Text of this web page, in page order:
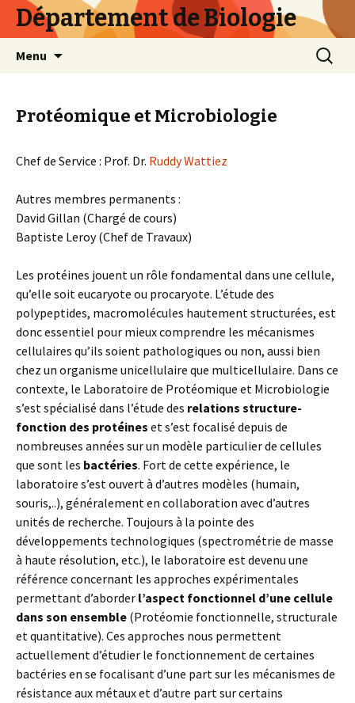
Département de Biologie
Menu
Protéomique et Microbiologie
Chef de Service : Prof. Dr. Ruddy Wattiez
Autres membres permanents :
David Gillan (Chargé de cours)
Baptiste Leroy (Chef de Travaux)
Les protéines jouent un rôle fondamental dans une cellule,
qu’elle soit eucaryote ou procaryote. L’étude des
polypeptides, macromolécules hautement structurées, est
donc essentiel pour mieux comprendre les mécanismes
cellulaires qu’ils soient pathologiques ou non, aussi bien
chez un organisme unicellulaire que multicellulaire. Dans ce
contexte, le Laboratoire de Protéomique et Microbiologie
s’est spécialisé dans l’étude des relations structure-
fonction des protéines et s’est focalisé depuis de
nombreuses années sur un modèle particulier de cellules
que sont les bactéries. Fort de cette expérience, le
laboratoire s’est ouvert à d’autres modèles (humain,
souris,..), généralement en collaboration avec d’autres
unités de recherche. Toujours à la pointe des
développements technologiques (spectrométrie de masse
à haute résolution, etc.), le laboratoire est devenu une
référence concernant les approches expérimentales
permettant d’aborder l’aspect fonctionnel d’une cellule
dans son ensemble (Protéomie fonctionnelle, structurale
et quantitative). Ces approches nous permettent
actuellement d’étudier le fonctionnement de certaines
bactéries en se focalisant d’une part sur les mécanismes de
résistance aux métaux et d’autre part sur certains